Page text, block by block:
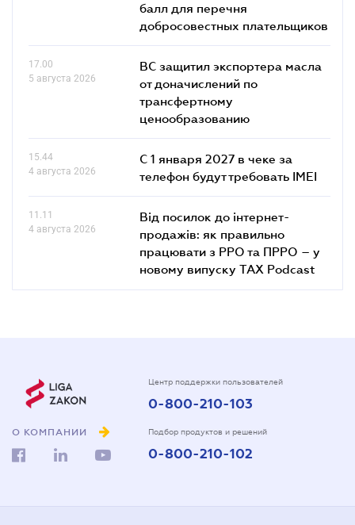
балл для перечня
добросовестных плательщиков
17.00
5 августа 2026
ВС защитил экспортера масла
от доначислений по
трансфертному
ценообразованию
15.44
4 августа 2026
С 1 января 2027 в чеке за
телефон будут требовать IMEI
11.11
4 августа 2026
Від посилок до інтернет-
продажів: як правильно
працювати з РРО та ПРРО – у
новому випуску TAX Podcast
О КОМПАНИИ
Центр поддержки пользователей
0-800-210-103
Подбор продуктов и решений
0-800-210-102